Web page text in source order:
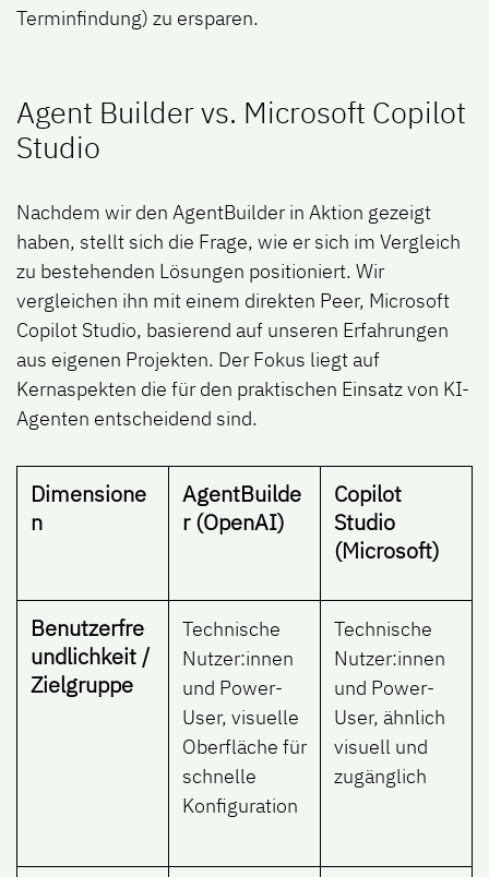
Terminfindung) zu ersparen.
Agent Builder vs. Microsoft Copilot
Studio
Nachdem wir den AgentBuilder in Aktion gezeigt
haben, stellt sich die Frage, wie er sich im Vergleich
zu bestehenden Lösungen positioniert. Wir
vergleichen ihn mit einem direkten Peer, Microsoft
Copilot Studio, basierend auf unseren Erfahrungen
aus eigenen Projekten. Der Fokus liegt auf
Kernaspekten die für den praktischen Einsatz von KI-
Agenten entscheidend sind.
Dimensione
n
AgentBuilde
r (OpenAI)
Copilot
Studio
(Microsoft)
Benutzerfre
undlichkeit /
Zielgruppe
Technische
Nutzer:innen
und Power-
User, visuelle
Oberfläche für
schnelle
Konfiguration
Technische
Nutzer:innen
und Power-
User, ähnlich
visuell und
zugänglich